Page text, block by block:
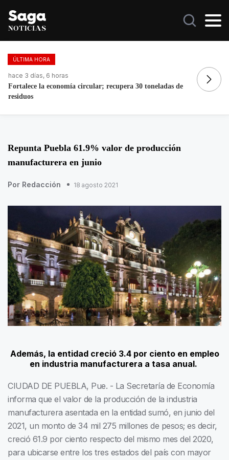
ÚLTIMA HORA
hace 3 días, 6 horas
Fortalece la economía circular; recupera 30 toneladas de
residuos
Repunta Puebla 61.9% valor de producción
manufacturera en junio
Por Redacción 18 agosto 2021
Además, la entidad creció 3.4 por ciento en empleo
en industria manufacturera a tasa anual.
CIUDAD DE PUEBLA, Pue. - La Secretaría de Economía
informa que el valor de la producción de la industria
manufacturera asentada en la entidad sumó, en junio del
2021, un monto de 34 mil 275 millones de pesos; es decir,
creció 61.9 por ciento respecto del mismo mes del 2020,
para ubicarse entre los tres estados del país con mayor